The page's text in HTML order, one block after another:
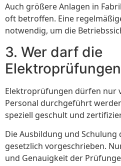
Auch größere Anlagen in
oft betroffen. Eine
notwendig, um die
3. Wer darf die
Elektroprüfungen dürfen nur
Personal durchgeführt
speziell geschult und
Die Ausbildung und Schulung
gesetzlich vorgeschrieben.
und Genauigkeit der